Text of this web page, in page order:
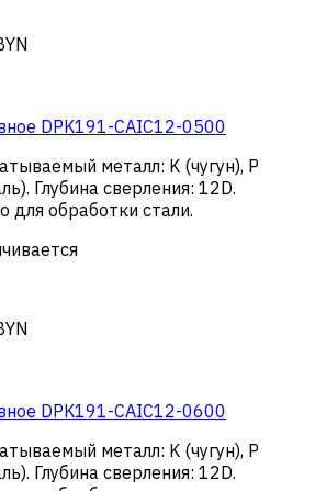
DPK191-CAIC12-0500
металл: K (чугун), Р
. Глубина сверления: 12D.
для обработки стали.
DPK191-CAIC12-0600
металл: K (чугун), Р
. Глубина сверления: 12D.